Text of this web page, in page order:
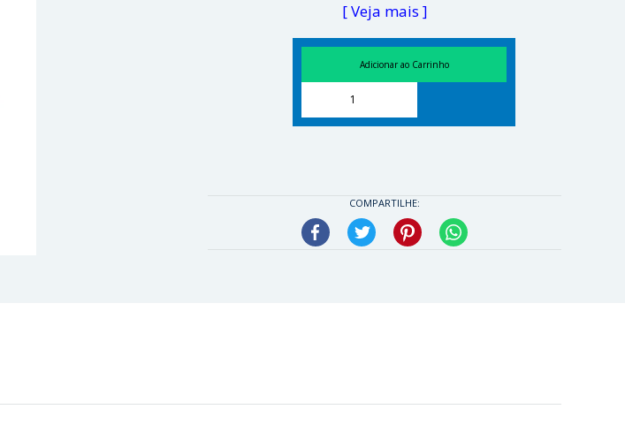
[ Veja mais ]
COMPARTILHE:
Facebook Twitter Pinterest